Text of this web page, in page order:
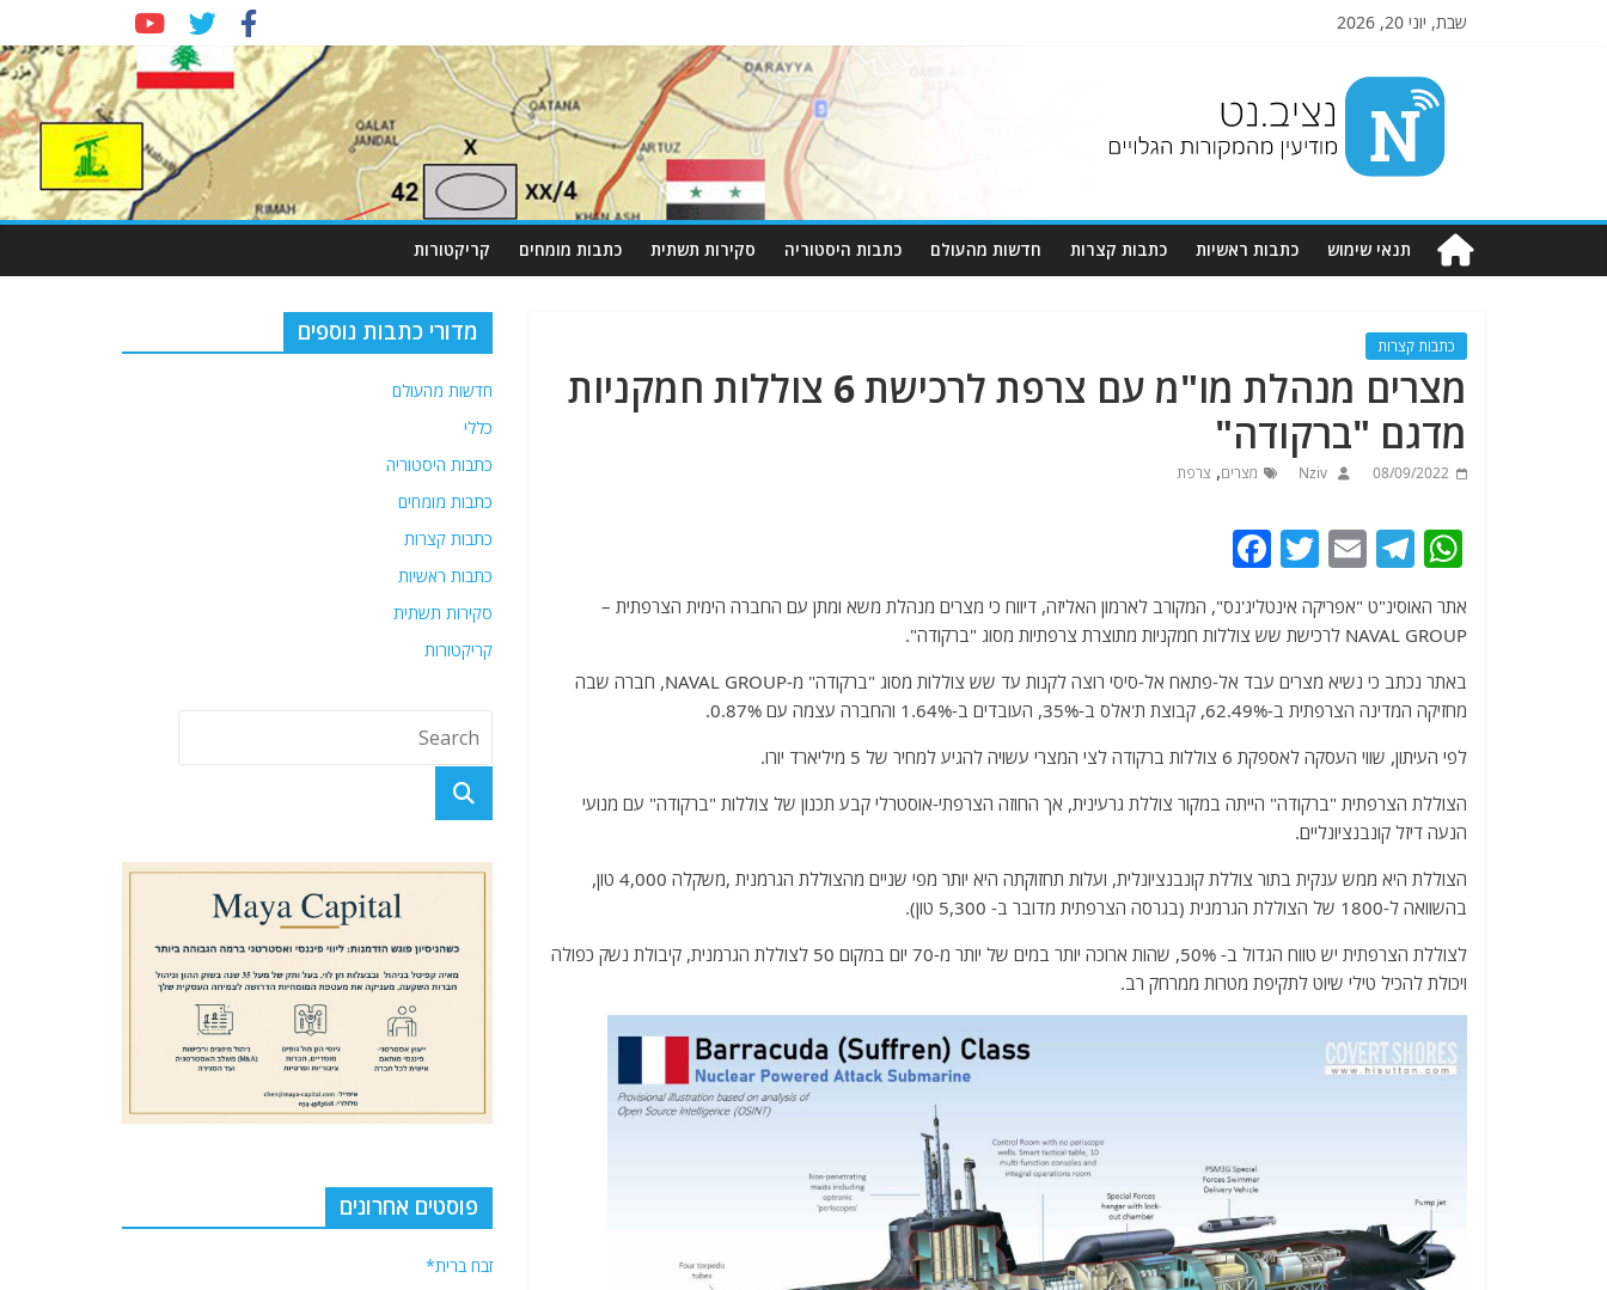
שבת, יוני 20, 2026
Nziv.net
מודיעין
מהמקורות
תנאי שימוש כתבות ראשיות כתבות קצרות חדשות מהעולם כתבות היסטוריה סקירות תשתית כתבות מומחים קריקטורות
כתבות קצרות
מצרים מנהלת מו"מ עם צרפת לרכישת 6 צוללות חמקניות
מדגם "ברקודה"
08/09/2022
Nziv מצרים, צרפת
W
at
s
A
p
p
T
e
g
ra
m
E
ai
l
T
w
itt
er
c
e
b
o
o
k
אתר האוסינ"ט "אפריקה אינטליג'נס", המקורב לארמון האליזה, דיווח כי מצרים מנהלת משא ומתן עם החברה הימית הצרפתית –
NAVAL GROUP לרכישת שש צוללות חמקניות מתוצרת צרפתיות מסוג "ברקודה".
באתר נכתב כי נשיא מצרים עבד אל-פתאח אל-סיסי רוצה לקנות עד שש צוללות מסוג "ברקודה" מ-NAVAL GROUP, חברה שבה
מחזיקה המדינה הצרפתית ב-62.49%, קבוצת ת'אלס ב-35%, העובדים ב-1.64% והחברה עצמה עם 0.87%.
לפי העיתון, שווי העסקה לאספקת 6 צוללות ברקודה לצי המצרי עשויה להגיע למחיר של 5 מיליארד יורו.
הצוללת הצרפתית "ברקודה" הייתה במקור צוללת גרעינית, אך החוזה הצרפתי-אוסטרלי קבע תכנון של צוללות "ברקודה" עם מנועי
הנעה דיזל קונבנציונליים.
הצוללת היא ממש ענקית בתור צוללת קונבנציונלית, ועלות תחזוקתה היא יותר מפי שניים מהצוללת הגרמנית ,משקלה 4,000 טון,
בהשוואה ל-1800 של הצוללת הגרמנית (בגרסה הצרפתית מדובר ב- 5,300 טון).
לצוללת הצרפתית יש טווח הגדול ב- 50%, שהות ארוכה יותר במים של יותר מ-70 יום במקום 50 לצוללת הגרמנית, קיבולת נשק כפולה
ויכולת להכיל טילי שיוט לתקיפת מטרות ממרחק רב.
מדורי כתבות נוספים
חדשות מהעולם
כללי
כתבות היסטוריה
כתבות מומחים
כתבות קצרות
כתבות ראשיות
סקירות תשתית
קריקטורות
פוסטים אחרונים
זבח ברית*